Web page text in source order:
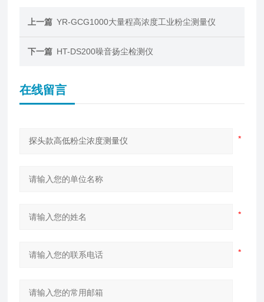
上一篇 YR-GCG1000大量程高浓度工业粉尘测量仪
下一篇 HT-DS200噪音扬尘检测仪
在线留言